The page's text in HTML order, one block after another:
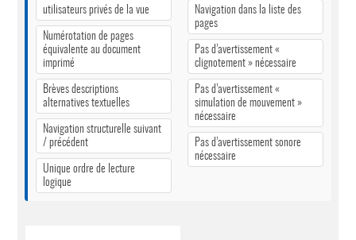
utilisateurs privés de la vue
Numérotation de pages
équivalente au document
imprimé
Brèves descriptions
alternatives textuelles
Navigation structurelle suivant
/ précédent
Unique ordre de lecture
logique
Navigation dans la liste des
pages
Pas d’avertissement «
clignotement » nécessaire
Pas d’avertissement «
simulation de mouvement »
nécessaire
Pas d’avertissement sonore
nécessaire